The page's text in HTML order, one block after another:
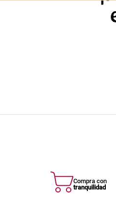
Compra con
tranquilidad